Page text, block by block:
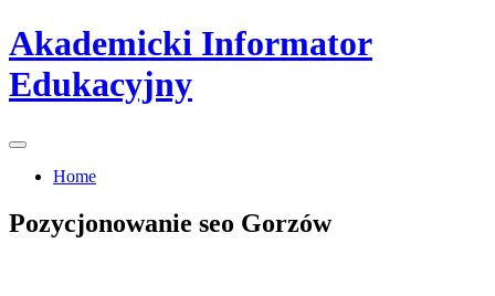
Skip
to
content
Akademicki Informator
Edukacyjny
Home
Pozycjonowanie seo Gorzów